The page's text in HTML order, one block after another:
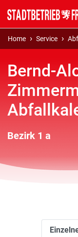
Home Service
Bernd-
Bezirk 1 a